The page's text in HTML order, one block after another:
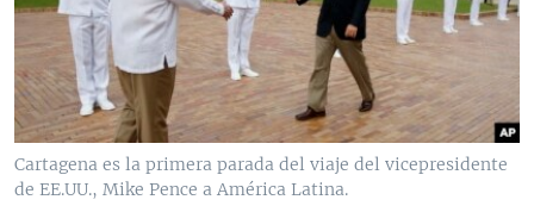
Cartagena es la primera parada del viaje del vicepresidente
de EE.UU., Mike Pence a América Latina.